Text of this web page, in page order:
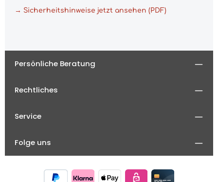
→ Sicherheitshinweise jetzt ansehen (PDF)
Persönliche Beratung
Rechtliches
Service
Folge uns